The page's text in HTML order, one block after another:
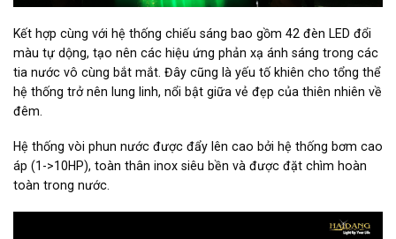
Kết hợp cùng với hệ thống chiếu sáng bao gồm 42 đèn LED đổi
màu tự dộng, tạo nên các hiệu ứng phản xạ ánh sáng trong các
tia nước vô cùng bắt mắt. Đây cũng là yếu tố khiên cho tổng thể
hệ thống trở nên lung linh, nổi bật giữa vẻ đẹp của thiên nhiên về
đêm.
Hệ thống vòi phun nước được đẩy lên cao bởi hệ thống bơm cao
áp (1->10HP), toàn thân inox siêu bền và được đặt chìm hoàn
toàn trong nước.